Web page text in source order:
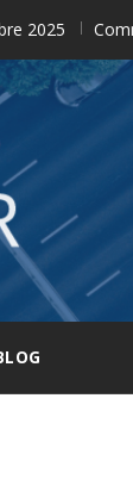
Comment